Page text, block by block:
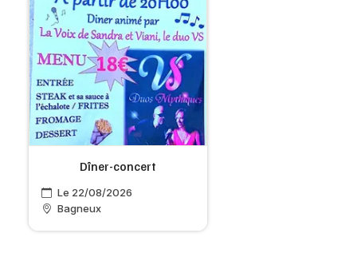
Dîner-concert
Le 22/08/2026
Bagneux